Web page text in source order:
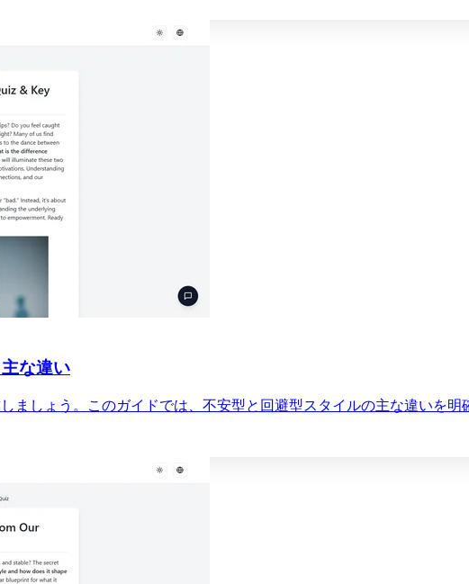
な違い
ましょう。このガイドでは、不安型と回避型スタイルの主な違いを明